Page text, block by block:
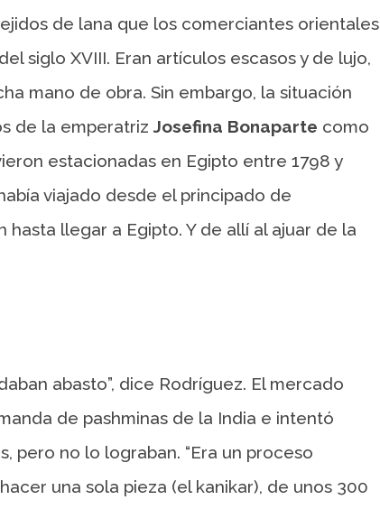
de lana que los comerciantes orientales
siglo XVIII. Eran artículos escasos y de lujo,
mano de obra. Sin embargo, la situación
de la emperatriz Josefina Bonaparte como
estacionadas en Egipto entre 1798 y
viajado desde el principado de
llegar a Egipto. Y de allí al ajuar de la
abasto”, dice Rodríguez. El mercado
de pashminas de la India e intentó
pero no lo lograban. “Era un proceso
una sola pieza (el kanikar), de unos 300